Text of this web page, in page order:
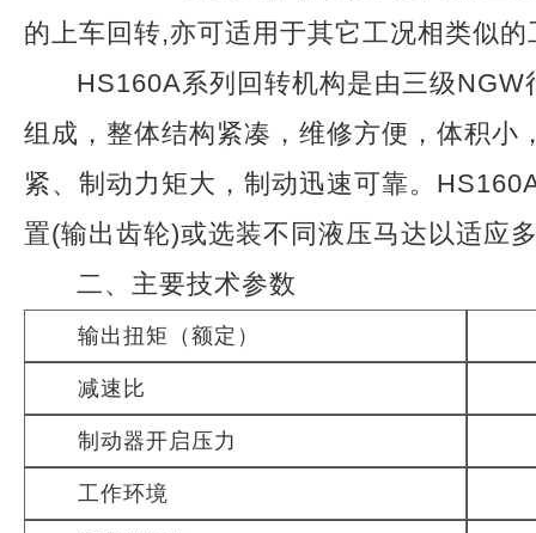
的上车回转,亦可适用于其它工况相类似的
HS160A系列回转机构是由三级
组成，整体结构紧凑，维修方便，体积
紧、制动力矩大，制动迅速可靠。
置(输出齿轮)或选装不同液压马达以适应
二、主要技术参数
输出扭矩（额定）
减速比
制动器开启压力
工作环境